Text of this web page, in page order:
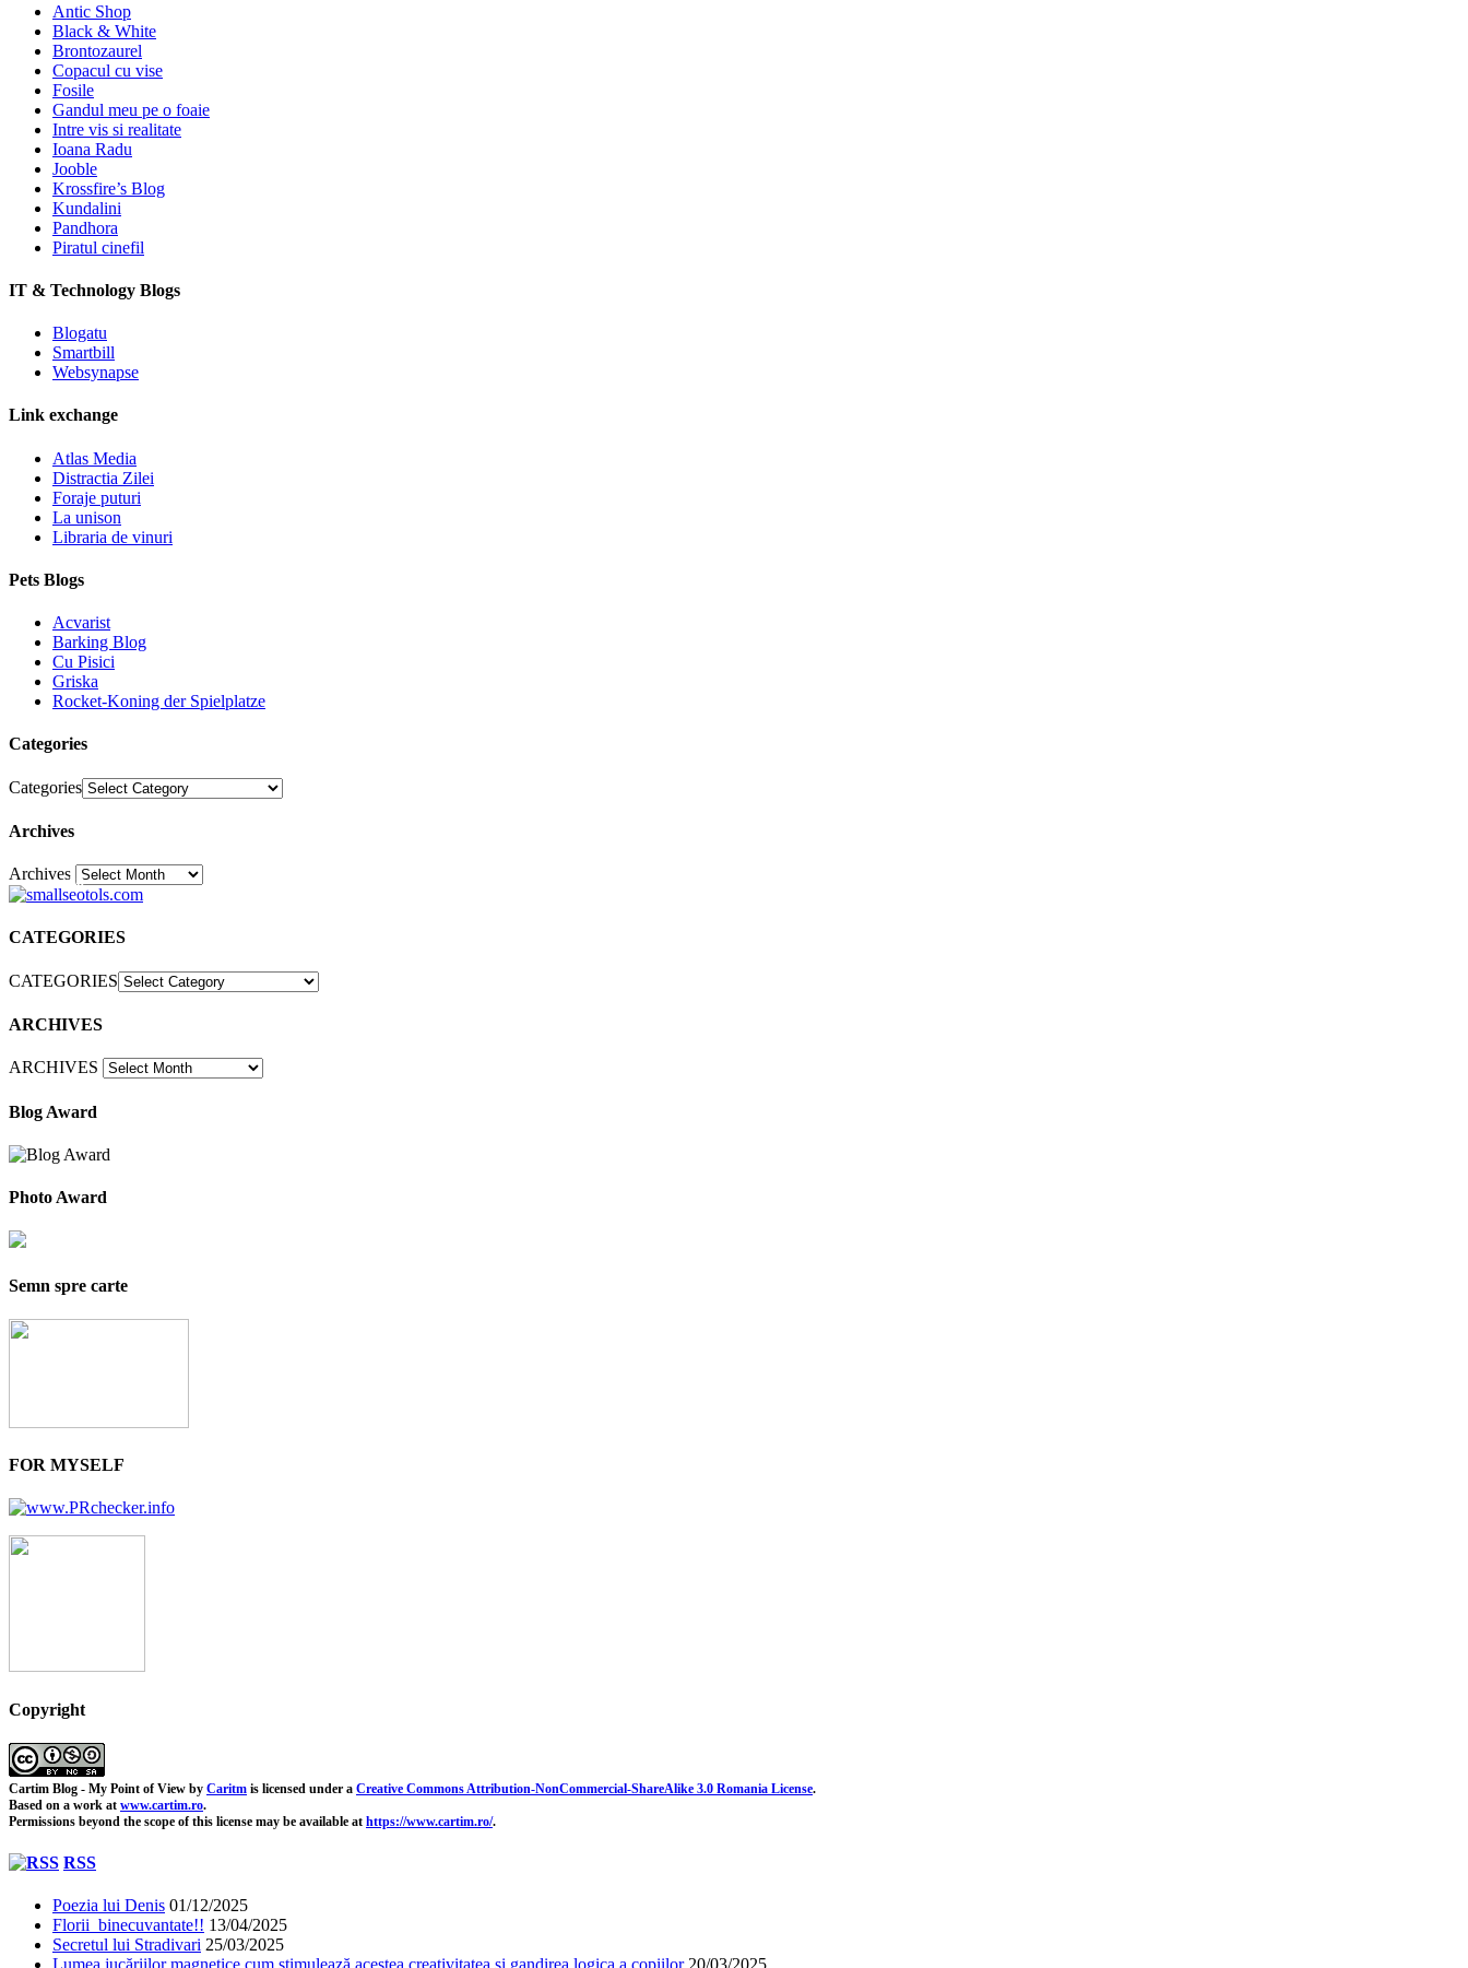
Antic Shop
Black & White
Brontozaurel
Copacul cu vise
Fosile
Gandul meu pe o foaie
Intre vis si realitate
Ioana Radu
Jooble
Krossfire’s Blog
Kundalini
Pandhora
Piratul cinefil
IT & Technology Blogs
Blogatu
Smartbill
Websynapse
Link exchange
Atlas Media
Distractia Zilei
Foraje puturi
La unison
Libraria de vinuri
Pets Blogs
Acvarist
Barking Blog
Cu Pisici
Griska
Rocket-Koning der Spielplatze
Categories
Categories
Archives
Archives30
CATEGORIES
CATEGORIES
ARCHIVES
ARCHIVES
Blog Award
Photo Award
Semn spre carte
FOR MYSELF
Copyright
Cartim Blog - My Point of View by Caritm is licensed under a Creative Commons Attribution-NonCommercial-ShareAlike 3.0 Romania License.
Based on a work at www.cartim.ro.
Permissions beyond the scope of this license may be available at https://www.cartim.ro/.
RSS
Poezia lui Denis 01/12/2025
Florii binecuvantate!! 13/04/2025
Secretul lui Stradivari 25/03/2025